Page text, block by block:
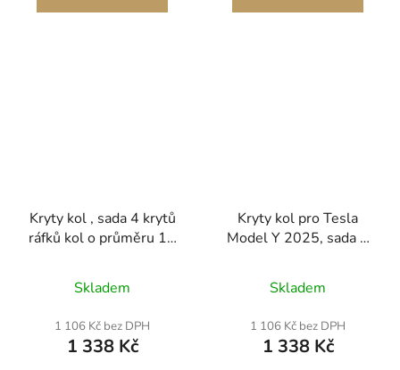
Kryty kol , sada 4 krytů
ráfků kol o průměru 16
náhrada, kryty nábojů
kol o velikosti R16,
univerzální
10paprskové kryty ráfků
z ABS pro Hyundai
Skladem
1 106 Kč bez DPH
1 338 Kč
Kryty kol pro Tesla
Model Y 2025, sada 4
rozměru 20 palců,
náhradní kryty nábojů
kol v originálním stylu,
velikost R20,
zacvakávací kryty nábojů
Skladem
1 106 Kč bez DPH
1 338 Kč